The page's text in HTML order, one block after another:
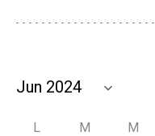
L M M